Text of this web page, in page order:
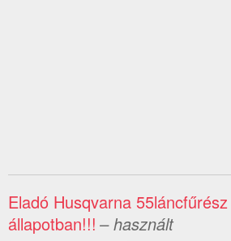
Eladó Husqvarna
állapotban!!! – használt